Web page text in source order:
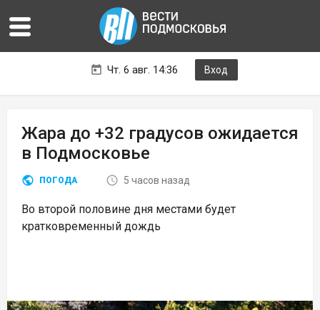
Чт. 6 авг. 14:36 Вход
Жара до +32 градусов ожидается
в Подмосковье
ПОГОДА 5 часов назад
Во второй половине дня местами будет
кратковременный дождь